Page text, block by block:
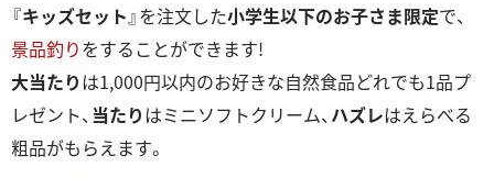
『キッズセット 』を注文した小学生以下のお子さま限定で、
景品釣りをすることができます!
大当たりは1,000円以内のお好きな自然食品どれでも1品プ
レゼント、 当たりはミニソフトクリーム、 ハズレはえらべる
粗品がもらえます。